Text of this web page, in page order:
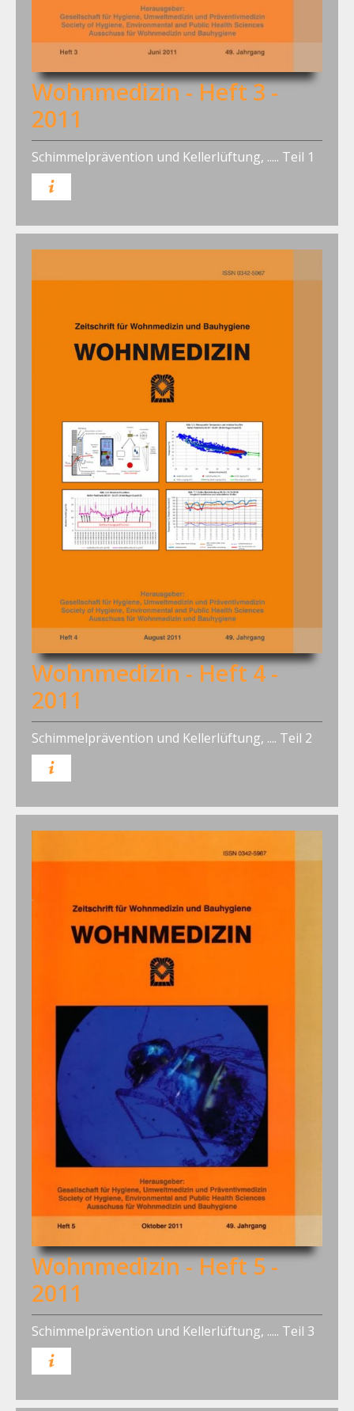
Wohnmedizin - Heft 3 -
2011
Schimmelprävention und Kellerlüftung, ..... Teil 1
Wohnmedizin - Heft 4 -
2011
Schimmelprävention und Kellerlüftung, .... Teil 2
Wohnmedizin - Heft 5 -
2011
Schimmelprävention und Kellerlüftung, ..... Teil 3